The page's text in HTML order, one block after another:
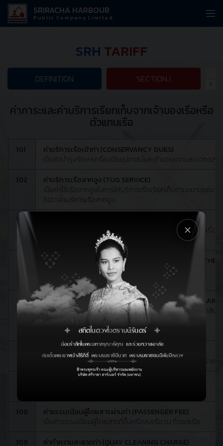
SRIRACHA HARBOUR
Public Company Limited
SRH TARIFF
DEFINITION SECTION I
ค่าภาระและค่าบริการเรียกเก็บจากเจ้าของเรือหรือ
ตัวแทนเรือ
101
ค่าบริการเรือเข้าท่า (CONSERVANCY DUES)
เป็นค่าบำรุงรักษาเครื่องมืออุปกรณ์และอำนวยความสะดวกตลอ
102
ค่าบริการเรือลากจูง (TUG SERVICE)
เป็นค่าใช้เรือลากจูงในการให้บริการเรือเรียกเก็บตามขนาดขอ
102.1 ค่าบริการเรือลากจูง
103
เป็นค่าใช้ท่าเทียบเรือในการจอดเรือ เรียกเก็บตามขนาดของเรือ
103.1 ค่าภาระการใช้ท่าสำหรับเรือบรรทุกสินค้า
104
ค่าภาระการใช้ท่าของเรือประเภทอื่น (BERTH HIRE OF
104.1 จอดเทียบท่าเรือหรือเทียบเรือ
104.2 ค่าภาระการใช้ท่าของเรือประเภทอื่นขั้นต่ำ
105
ค่าภาระการใช้ท่าของสินค้าทั่วไป (GENERAL CARGO
ค่าภาระสินค้าผ่านท่าที่ใช้ในการดำเนินการขนถ่าย หรือบรรทุกสิน
105.1 สินค้าขาเข้า
105.2 สินค้าขาออก
106
ค่าเก็บขยะจากเรือ (GARBAGE CHARGE)
เป็นค่าขยะจากเรือทุกลำ เรียกเก็บตามสถานที่ที่จอดเรือเป็นราย
107
108
ค่าธรรมเนียมผู้โดยสารผ่านท่า (PASSENGER FEE)
เป็นค่าธรรมเนียมผู้โดยสารที่ขึ้นหรือลงเรือ ณ ที่จอดเรือ
109
ค่าทำความสะอาดท่า (QUAY CLEANING CHARGE)